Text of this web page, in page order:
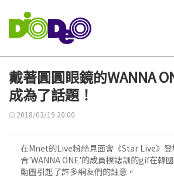
戴著圓圓眼鏡的WANNA
成為了話題！
2018/03/19 20:00
在Mnet的Live粉絲見面會《Star Live》登
合'WANNA ONE'的成員樸誌訓的gif在韓
動圖引起了許多網友們的註意。